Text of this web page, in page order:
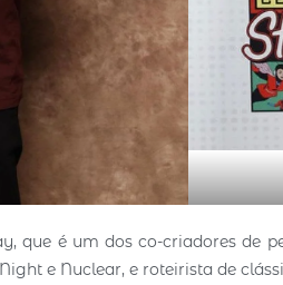
que é um dos co-criadores de
e Nuclear, e roteirista de